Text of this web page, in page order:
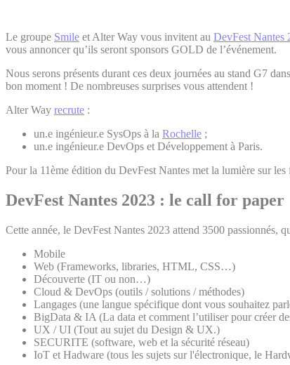
Le groupe Smile et Alter Way vous invitent au DevFest Nantes
vous annoncer qu’ils seront sponsors GOLD de l’événement.
Nous serons présents durant ces deux journées au stand G7
bon moment ! De nombreuses surprises vous attendent !
Alter Way recrute :
un.e ingénieur.e SysOps à la Rochelle ;
un.e ingénieur.e DevOps et Développement à Paris.
Pour la 11ème édition du DevFest Nantes met la lumière sur
DevFest Nantes 2023 : le call for paper
Cette année, le DevFest Nantes 2023 attend 3500 passionnés,
Mobile
Web (Frameworks, libraries, HTML, CSS…)
Découverte (IT ou non…)
Cloud & DevOps (outils / solutions / méthodes)
Langages (une langue spécifique dont vous souhaitez
BigData & IA (La data et comment l’utiliser pour créer
UX / UI (Tout au sujet du Design & UX.)
SECURITE (software, web et la sécurité réseau)
IoT et Hadware (tous les sujets sur l'électronique, le